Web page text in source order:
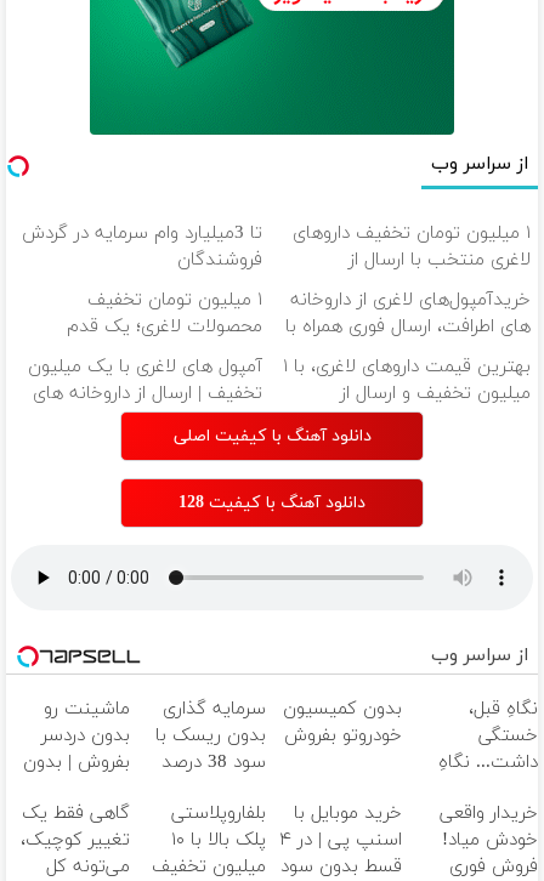
از سراسر وب
۱ میلیون تومان تخفیف داروهای
لاغری منتخب با ارسال از
داروخانه نزدیکت
تا 3میلیارد وام سرمایه در گردش
فروشندگان
خریدآمپول‌های لاغری از داروخانه
های اطرافت، ارسال فوری همراه با
۱ میلیون تومان تخفیف
محصولات لاغری؛ یک قدم
نزدیک‌تر به شروع کاهش وزن
بهترین قیمت داروهای لاغری، با ۱
میلیون تخفیف و ارسال از
آمپول های لاغری با یک میلیون
تخفیف | ارسال از داروخانه های
معتبر
دانلود آهنگ با کیفیت اصلی
دانلود آهنگ با کیفیت 128
از سراسر وب
نگاهِ قبل،
خستگی
داشت... نگاهِ
🌸 بلفا با 25%
تخفیف
بدون کمیسیون
خودروتو بفروش
سرمایه گذاری
بدون ریسک با
سود 38 درصد
ماشینت رو
بدون دردسر
بفروش | بدون
خریدار واقعی
خودش میاد!
فروش فوری
خرید موبایل با
اسنپ پی | در ۴
قسط بدون سود
بلفاروپلاستی
پلک بالا با ۱۰
میلیون تخفیف
گاهی فقط یک
تغییر کوچیک،
می‌تونه کل